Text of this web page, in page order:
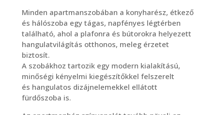
Minden apartmanszobában a konyharész, étkező
és hálószoba egy tágas, napfényes légtérben
található, ahol a plafonra és bútorokra helyezett
hangulatvilágítás otthonos, meleg érzetet
biztosít.
A szobákhoz tartozik egy modern kialakítású,
minőségi kényelmi kiegészítőkkel felszerelt
és hangulatos dizájnelemekkel ellátott
fürdőszoba is.